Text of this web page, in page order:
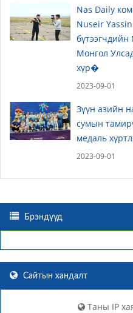
Nas Daily
Nuseir
бүтээгчдийн
Монгол
хүр�
2023-09-01
Зүүн азийн
сумын
медаль
2023-09-01
Брэндүүд
Сайтын хандалт
Таны IP